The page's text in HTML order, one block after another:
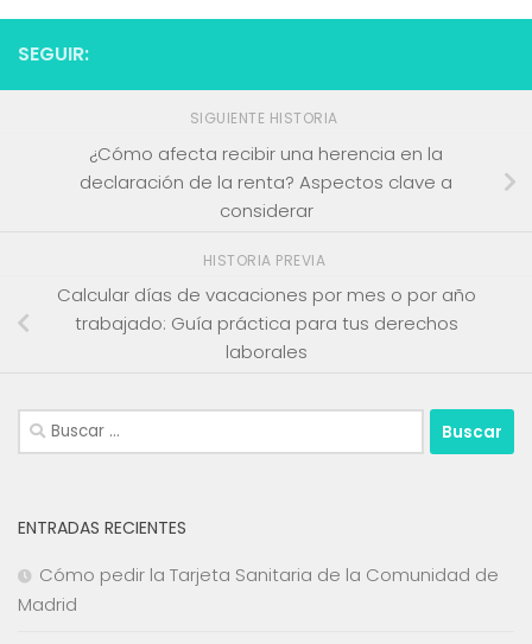
SEGUIR:
SIGUIENTE HISTORIA
¿Cómo afecta recibir una herencia en la
declaración de la renta? Aspectos clave a
considerar
HISTORIA PREVIA
Calcular días de vacaciones por mes o por año
trabajado: Guía práctica para tus derechos
laborales
Buscar:
ENTRADAS RECIENTES
Cómo pedir la Tarjeta Sanitaria de la Comunidad de
Madrid